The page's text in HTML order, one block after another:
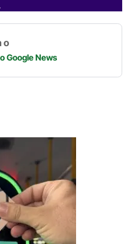
o
Google News